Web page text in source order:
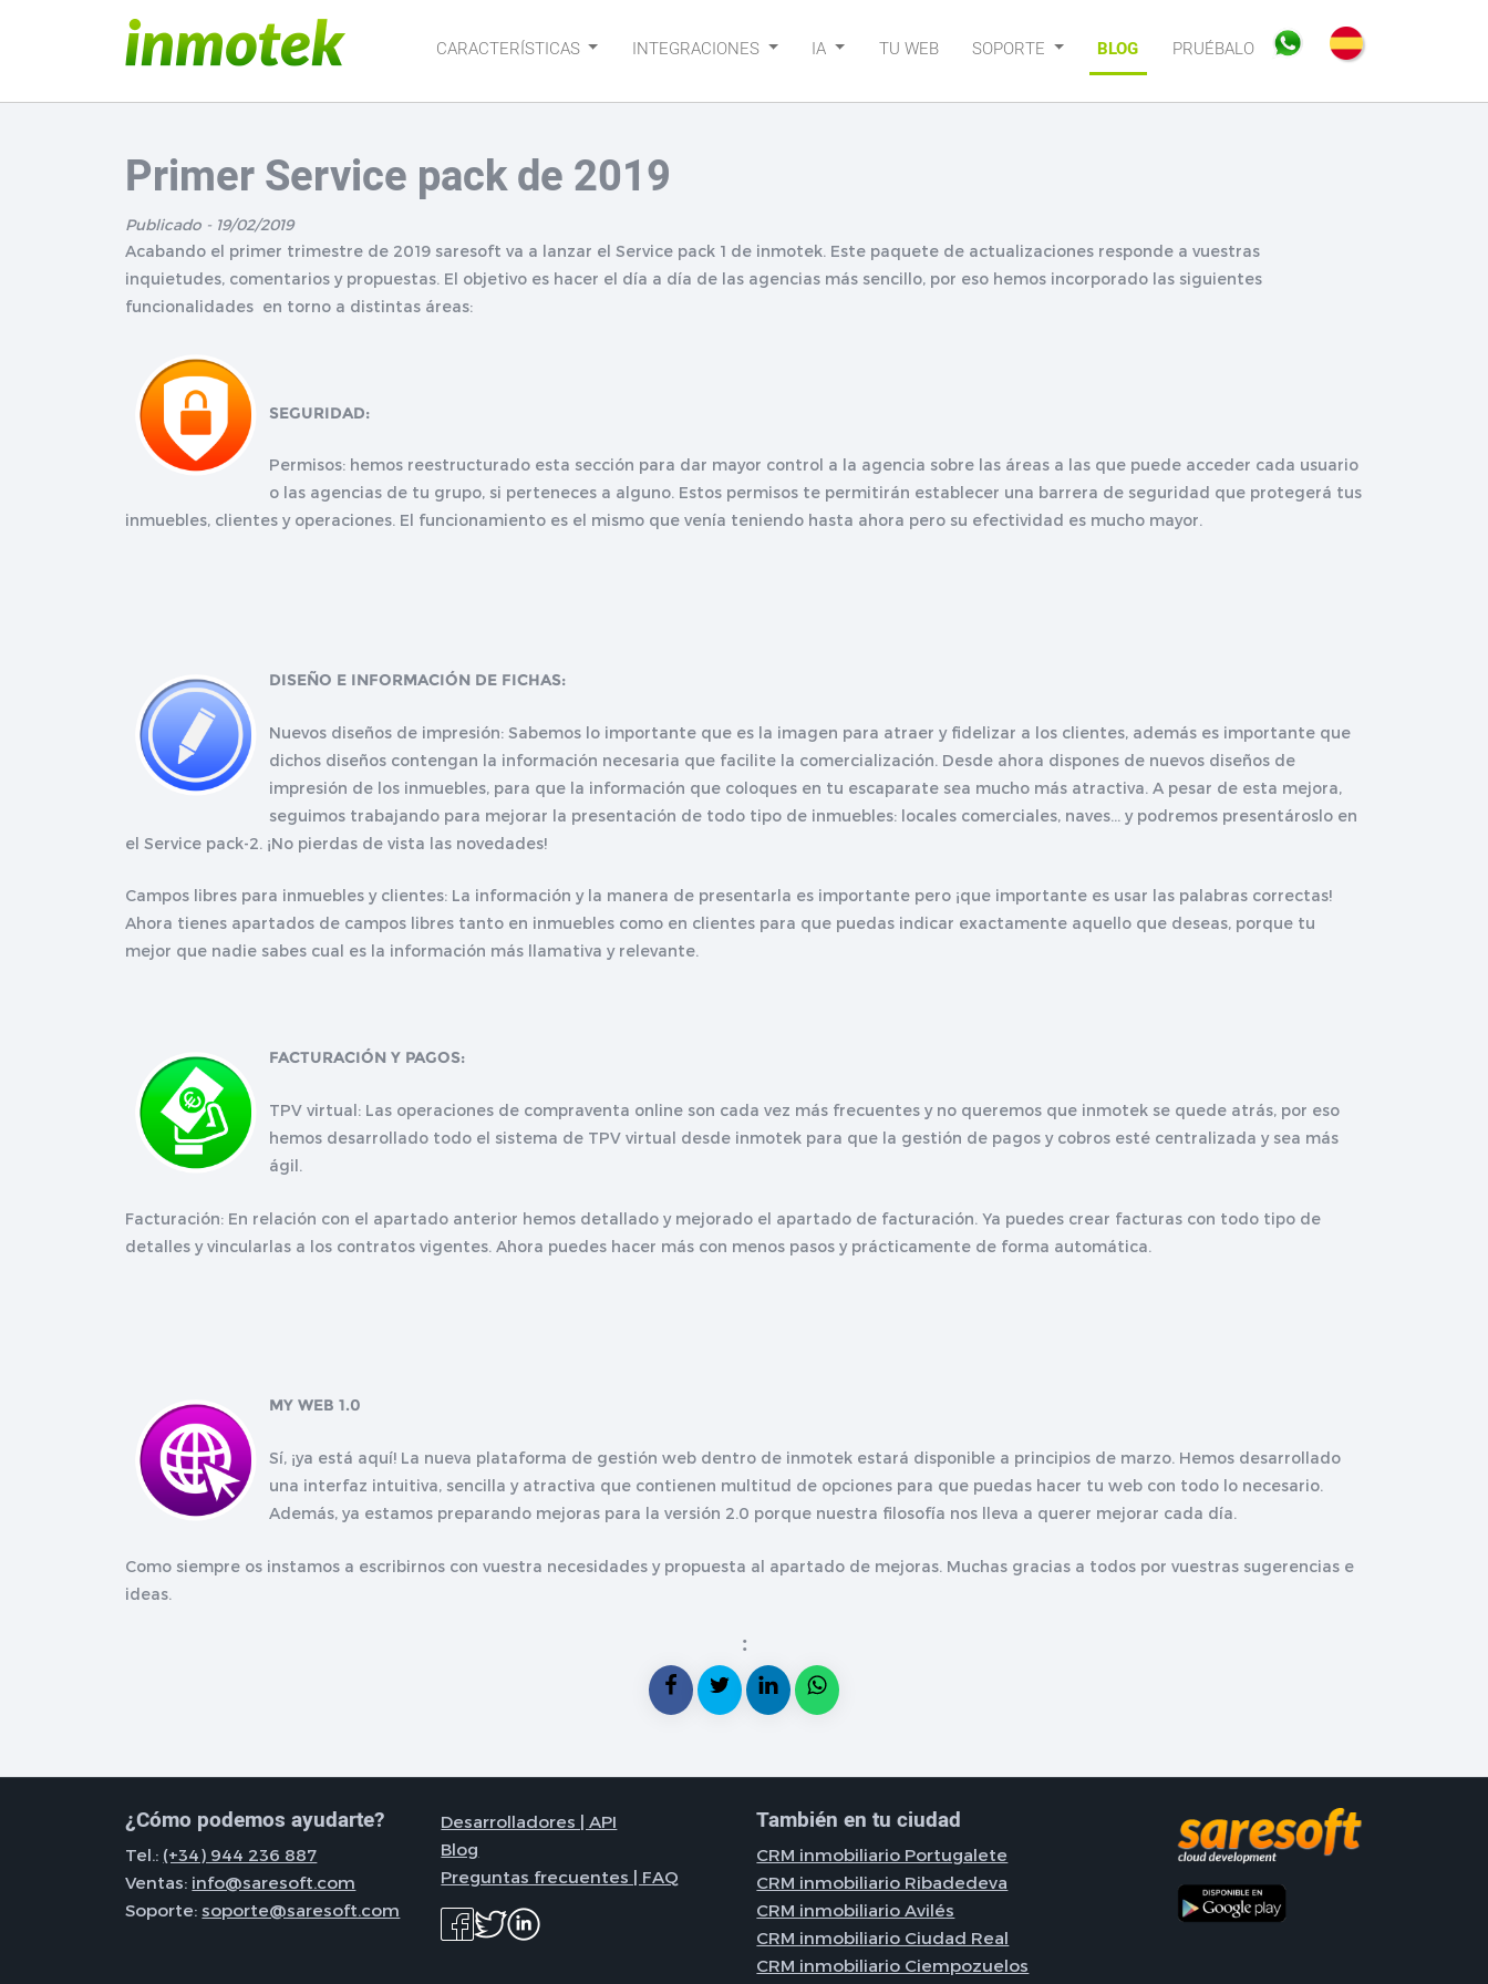
CARACTERÍSTICAS INTEGRACIONES IA TU WEB SOPORTE BLOG PRUÉBALO
Primer Service pack de 2019
Publicado - 19/02/2019
Acabando el primer trimestre de 2019 saresoft va a lanzar el Service pack 1 de inmotek. Este paquete de actualizaciones responde a vuestras
inquietudes, comentarios y propuestas. El objetivo es hacer el día a día de las agencias más sencillo, por eso hemos incorporado las siguientes
funcionalidades en torno a distintas áreas:
SEGURIDAD:
Permisos: hemos reestructurado esta sección para dar mayor control a la agencia sobre las áreas a las que puede acceder cada usuario
o las agencias de tu grupo, si perteneces a alguno. Estos permisos te permitirán establecer una barrera de seguridad que protegerá tus
inmuebles, clientes y operaciones. El funcionamiento es el mismo que venía teniendo hasta ahora pero su efectividad es mucho mayor.
DISEÑO E INFORMACIÓN DE FICHAS:
Nuevos diseños de impresión: Sabemos lo importante que es la imagen para atraer y fidelizar a los clientes, además es importante que
dichos diseños contengan la información necesaria que facilite la comercialización. Desde ahora dispones de nuevos diseños de
impresión de los inmuebles, para que la información que coloques en tu escaparate sea mucho más atractiva. A pesar de esta mejora,
seguimos trabajando para mejorar la presentación de todo tipo de inmuebles: locales comerciales, naves... y podremos presentároslo en
el Service pack-2. ¡No pierdas de vista las novedades!
Campos libres para inmuebles y clientes: La información y la manera de presentarla es importante pero ¡que importante es usar las palabras correctas!
Ahora tienes apartados de campos libres tanto en inmuebles como en clientes para que puedas indicar exactamente aquello que deseas, porque tu
mejor que nadie sabes cual es la información más llamativa y relevante.
FACTURACIÓN Y PAGOS:
TPV virtual: Las operaciones de compraventa online son cada vez más frecuentes y no queremos que inmotek se quede atrás, por eso
hemos desarrollado todo el sistema de TPV virtual desde inmotek para que la gestión de pagos y cobros esté centralizada y sea más
ágil.
Facturación: En relación con el apartado anterior hemos detallado y mejorado el apartado de facturación. Ya puedes crear facturas con todo tipo de
detalles y vincularlas a los contratos vigentes. Ahora puedes hacer más con menos pasos y prácticamente de forma automática.
MY WEB 1.0
Sí, ¡ya está aquí! La nueva plataforma de gestión web dentro de inmotek estará disponible a principios de marzo. Hemos desarrollado
una interfaz intuitiva, sencilla y atractiva que contienen multitud de opciones para que puedas hacer tu web con todo lo necesario.
Además, ya estamos preparando mejoras para la versión 2.0 porque nuestra filosofía nos lleva a querer mejorar cada día.
Como siempre os instamos a escribirnos con vuestra necesidades y propuesta al apartado de mejoras. Muchas gracias a todos por vuestras sugerencias e
ideas.
:
¿Cómo podemos ayudarte?
Tel.: (+34) 944 236 887
Ventas: info@saresoft.com
Soporte:soporte@saresoft.com
Desarrolladores | API
Blog
Preguntas frecuentes | FAQ
También en tu ciudad
CRM inmobiliario Portugalete
CRM inmobiliario Ribadedeva
CRM inmobiliario Avilés
CRM inmobiliario Ciudad Real
CRM inmobiliario Ciempozuelos